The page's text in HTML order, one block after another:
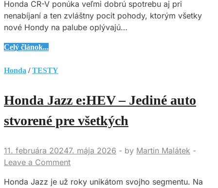
Honda CR-V ponúka veľmi dobrú spotrebu aj pri
nenabíjaní a ten zvláštny pocit pohody, ktorým všetky
nové Hondy na palube oplývajú…
Honda
V
Tech
To
z
Japonska
Celý článok...
Honda /TESTY
Honda Jazz e:HEV – Jediné auto
stvorené pre všetkých
11. februára 20247. mája 2026 - by Martin Malátek -
Leave a Comment
Honda Jazz je už roky unikátom svojho segmentu. Na